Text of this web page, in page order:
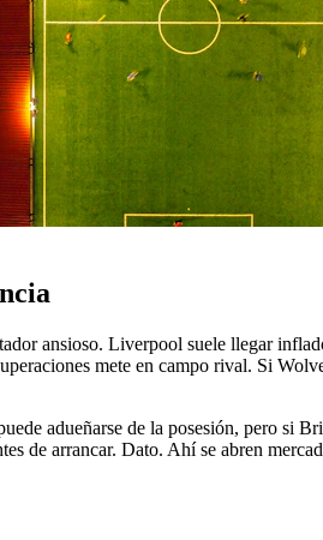
ansioso. Liverpool suele llegar
mete en campo rival. Si
adueñarse de la posesión, pero si
de arrancar. Dato. Ahí se abren